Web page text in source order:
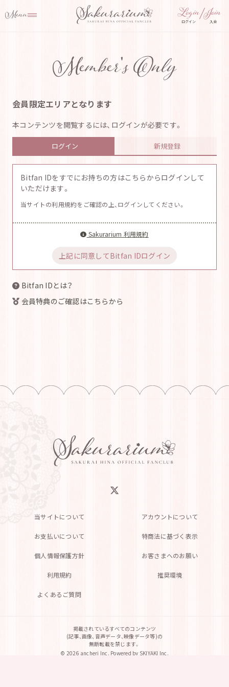
ログイン 入会
Member's Only
会員限定エリアとなります
本コンテンツを閲覧するには、ログインが必要です。
ログイン 新規登録
Bitfan IDをすでにお持ちの方はこちらからログインして
いただけます。
当サイトの利用規約をご確認の上、ログインしてください。
Sakurarium 利用規約
上記に同意してBitfan IDログイン
Bitfan IDとは？
会員特典のご確認はこちらから
当サイトについて アカウントについて
お支払いについて 特商法に基づく表示
個人情報保護方針 お客さまへのお願い
利用規約 推奨環境
よくあるご質問
掲載されているすべてのコンテンツ
(記事、画像、音声データ、映像データ等)の
無断転載を禁じます。
© 2026 ancheri Inc. Powered by SKIYAKI Inc.